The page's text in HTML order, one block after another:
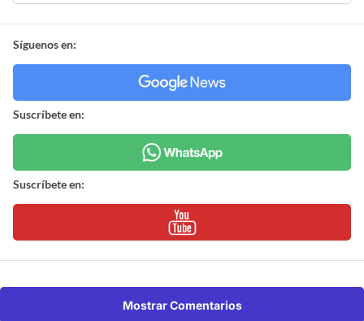
Síguenos en:
Suscríbete en:
Suscríbete en:
Mostrar Comentarios